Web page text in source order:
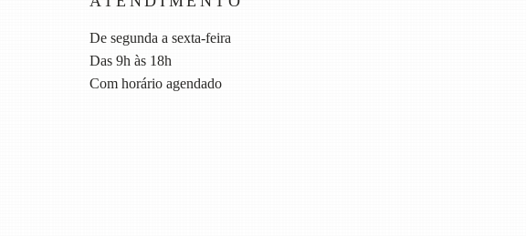
De segunda a sexta-feira
Das 9h às 18h
Com horário agendado